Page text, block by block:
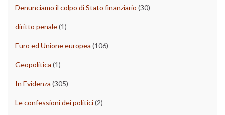
Denunciamo il colpo di Stato finanziario (30)
diritto penale(1)
Euro ed Unione europea (106)
Geopolitica (1)
In Evidenza (305)
Le confessioni dei politici(2)